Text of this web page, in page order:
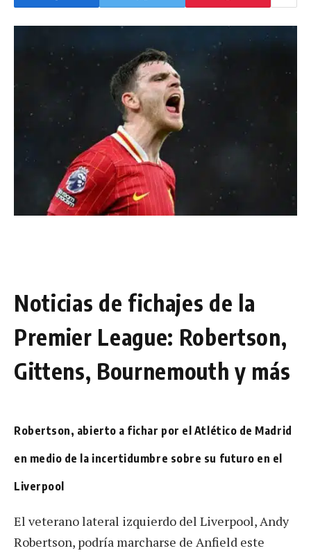
Noticias de fichajes de la
Premier League: Robertson,
Gittens, Bournemouth y más
Robertson, abierto a fichar por el Atlético de Madrid
en medio de la incertidumbre sobre su futuro en el
Liverpool
El veterano lateral izquierdo del Liverpool, Andy
Robertson, podría marcharse de Anfield este